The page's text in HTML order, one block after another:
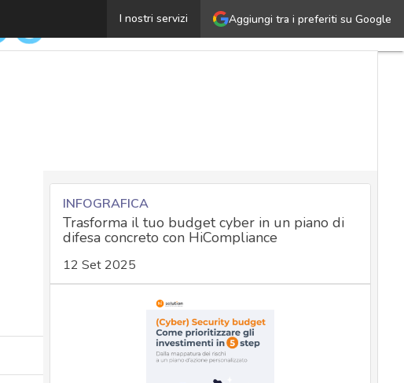
Aggiungi tra i preferiti su Google
I nostri servizi
Cyber crimine e software di videoconferenza: tecniche
INFOGRAFICA
Trasforma il tuo budget cyber in un piano di
difesa concreto con HiCompliance
12 Set 2025